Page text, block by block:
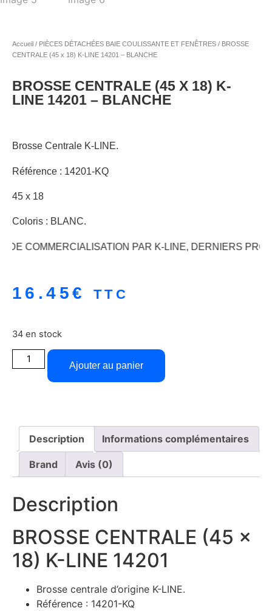
Accueil / PIÈCES DÉTACHÉES BAIE COULISSANTE ET FENÊTRES / BROSSE
CENTRALE (45 x 18) K-LINE 14201 – BLANCHE
BROSSE CENTRALE (45 X 18) K-
LINE 14201 – BLANCHE
Brosse Centrale K-LINE.
Référence : 14201-KQ
45 x 18
Coloris : BLANC.
COMMERCIALISATION PAR K-LINE, DERNIERS
16.45€ TTC
34 en stock
Ajouter au panier
Description Informations complémentaires
Brand Avis (0)
Description
BROSSE CENTRALE (45 x
18) K-LINE 14201
Brosse centrale d’origine K-LINE.
Référence : 14201-KQ